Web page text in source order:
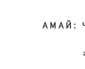
АМАЙ: